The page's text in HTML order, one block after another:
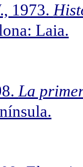
1973.
Laia.
La